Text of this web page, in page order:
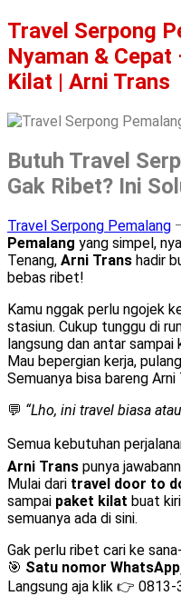
Travel Serpong
Nyaman &
Kilat | Arni Trans
Butuh Travel
Gak Ribet? Ini
Travel Serpong Pemalang
Pemalang yang simpel,
Tenang, Arni Trans hadir
bebas ribet!
Kamu nggak perlu ngojek
stasiun. Cukup tunggu di
langsung dan antar sampai
Mau bepergian kerja,
Semuanya bisa bareng Arni
💬 “Lho, ini travel biasa
Semua kebutuhan
Arni Trans punya
Mulai dari travel door to
sampai paket kilat buat
semuanya ada di sini.
Gak perlu ribet cari ke
🎯 Satu nomor
Langsung aja klik 👉 0813-